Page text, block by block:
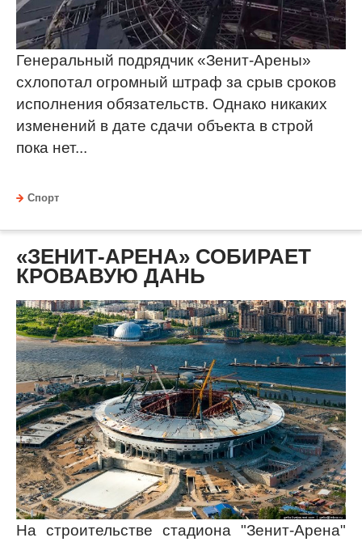
Генеральный подрядчик «Зенит-Арены»
схлопотал огромный штраф за срыв сроков
исполнения обязательств. Однако никаких
изменений в дате сдачи объекта в строй
пока нет...
Спорт
«ЗЕНИТ-АРЕНА» СОБИРАЕТ
КРОВАВУЮ ДАНЬ
На строительстве стадиона "Зенит-Арена"